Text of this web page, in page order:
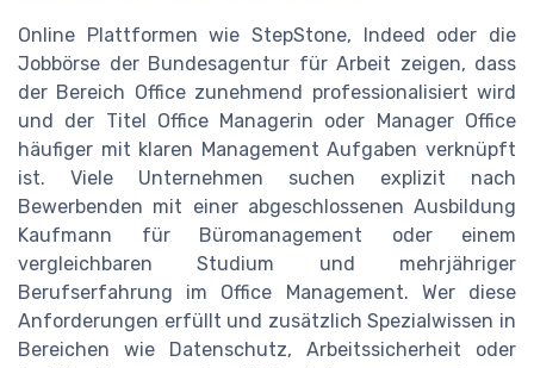
Online Plattformen wie StepStone, Indeed oder die
Jobbörse der Bundesagentur für Arbeit zeigen, dass
der Bereich Office zunehmend professionalisiert wird
und der Titel Office Managerin oder Manager Office
häufiger mit klaren Management Aufgaben verknüpft
ist. Viele Unternehmen suchen explizit nach
Bewerbenden mit einer abgeschlossenen Ausbildung
Kaufmann für Büromanagement oder einem
vergleichbaren Studium und mehrjähriger
Berufserfahrung im Office Management. Wer diese
Anforderungen erfüllt und zusätzlich Spezialwissen in
Bereichen wie Datenschutz, Arbeitssicherheit oder